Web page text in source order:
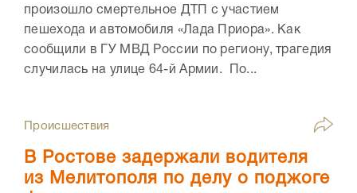
произошло смертельное ДТП с участием
пешехода и автомобиля «Лада Приора». Как
сообщили в ГУ МВД России по региону, трагедия
случилась на улице 64-й Армии. По...
Происшествия
В Ростове задержали водителя
из Мелитополя по делу о поджоге